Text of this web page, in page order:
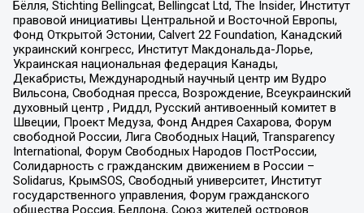
Бёлля, Stichting Bellingcat, Bellingcat Ltd, The Insider, Институт
правовой инициативы Центральной и Восточной Европы,
Фонд Открытой Эстонии, Calvert 22 Foundation, Канадский
украинский конгресс, Институт Макдональда-Лорье,
Украинская национальная федерация Канады,
Декабристы, Международный научный центр им Вудро
Вильсона, Свободная пресса, Возрождение, Всеукраинский
духовный центр , Риддл, Русский антивоенный комитет в
Швеции, Проект Медуза, Фонд Андрея Сахарова, Форум
свободной России, Лига Свободных Наций, Transparеncy
International, Форум Свободных Народов ПостРоссии,
Солидарность с гражданским движением в России –
Solidarus, КрымSOS, Свободный университет, Институт
государственного управления, Форум гражданского
общества Россия, Беллона, Союз жителей островов